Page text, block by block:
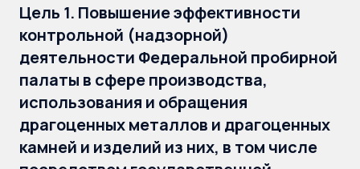
Цель 1. Повышение эффективности
контрольной (надзорной)
деятельности Федеральной пробирной
палаты в сфере производства,
использования и обращения
драгоценных металлов и драгоценных
камней и изделий из них, в том числе